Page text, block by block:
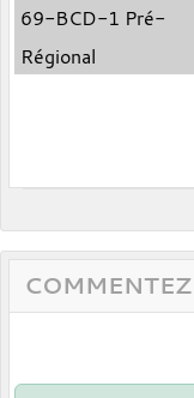
69-BCD-1 Pré-
Régional